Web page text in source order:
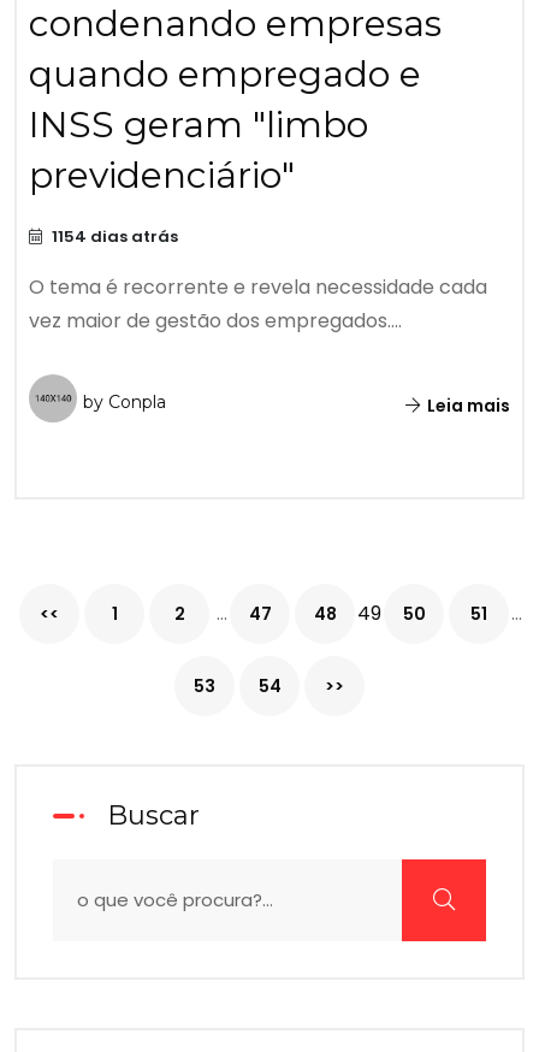
condenando empresas
quando empregado e
INSS geram "limbo
previdenciário"
1154 dias atrás
O tema é recorrente e revela necessidade cada
vez maior de gestão dos empregados....
by Conpla Leia mais
<< 1 2 ... 47 48 49 50 51 ...
53 54 >>
Buscar